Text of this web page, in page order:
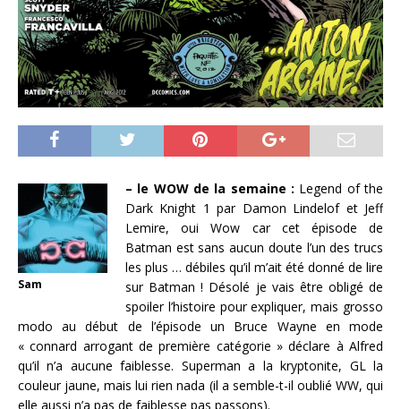
Sam
– le WOW de la semaine : Legend of the
Dark Knight 1 par Damon Lindelof et Jeff
Lemire, oui Wow car cet épisode de
Batman est sans aucun doute l’un des trucs
les plus … débiles qu’il m’ait été donné de lire
sur Batman ! Désolé je vais être obligé de
spoiler l’histoire pour expliquer, mais grosso
modo au début de l’épisode un Bruce Wayne en mode
« connard arrogant de première catégorie » déclare à Alfred
qu’il n’a aucune faiblesse. Superman a la kryptonite, GL la
couleur jaune, mais lui rien nada (il a semble-t-il oublié WW, qui
elle aussi n’a pas de faiblesse pas passons).